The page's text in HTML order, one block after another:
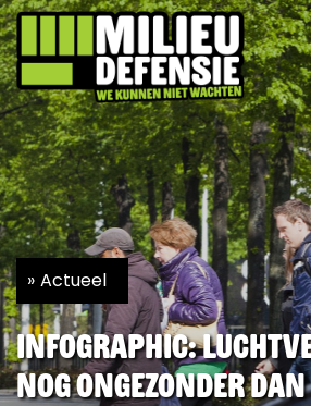
Actueel
Infographic:
nog ongezonder